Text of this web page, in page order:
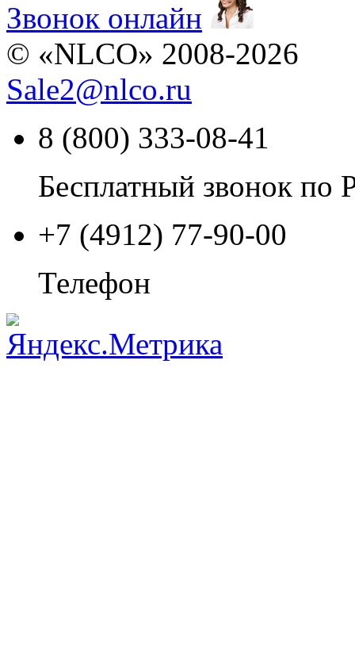
Звонок онлайн
© «NLCO» 2008-2026
Sale2@nlco.ru
8 (800) 333-08-41
Бесплатный звонок по
+7 (4912) 77-90-00
Телефон